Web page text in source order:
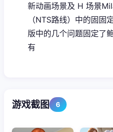
新动画场景及 H 场景
（NTS路线）中的固固
版中的几个问题固定了
有
游戏截图 6